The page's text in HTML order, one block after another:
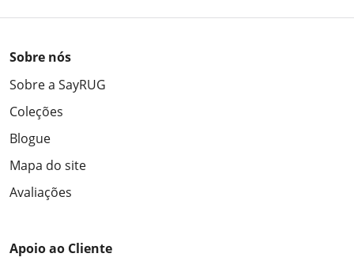
Sobre nós
Sobre a SayRUG
Coleções
Blogue
Mapa do site
Avaliações
Apoio ao Cliente